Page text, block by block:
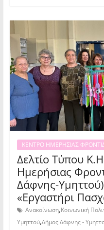
ΚΕΝΤΡΟ ΗΜΕΡΗΣΙΑΣ
Δελτίο Τύπου
Ημερήσιας
Δάφνης-
«Εργαστήρι
Ανακοίνωση,Κοινωνική
Υμηττού,Δήμος Δάφνης -